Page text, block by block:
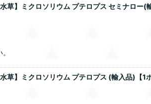
草】ミクロソリウム プテロプス セミナロー
草】ミクロソリウム プテロプス (輸入品)【1